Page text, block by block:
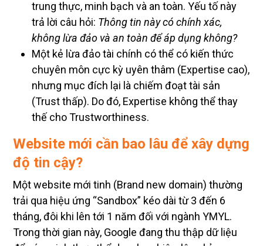
trung thực, minh bạch và an toàn. Yếu tố này
trả lời câu hỏi: Thông tin này có chính xác,
không lừa đảo và an toàn để áp dụng không?
Một kẻ lừa đảo tài chính có thể có kiến thức
chuyên môn cực kỳ uyên thâm (Expertise cao),
nhưng mục đích lại là chiếm đoạt tài sản
(Trust thấp). Do đó, Expertise không thể thay
thế cho Trustworthiness.
Website mới cần bao lâu để xây dựng
độ tin cậy?
Một website mới tinh (Brand new domain) thường
trải qua hiệu ứng “Sandbox” kéo dài từ 3 đến 6
tháng, đôi khi lên tới 1 năm đối với ngành YMYL.
Trong thời gian này, Google đang thu thập dữ liệu